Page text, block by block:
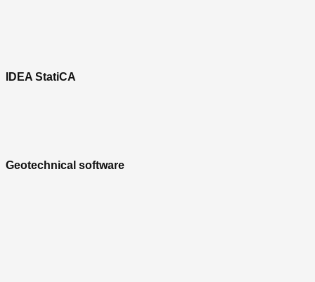
IDEA StatiCA
Geotechnical software